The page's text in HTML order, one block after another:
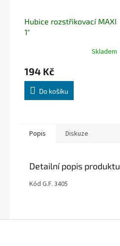
Hubice rozstřikovací MAXI
1"
Skladem
194 Kč
Do košíku
Popis Diskuze
Detailní popis produktu
Kód G.F. 3405